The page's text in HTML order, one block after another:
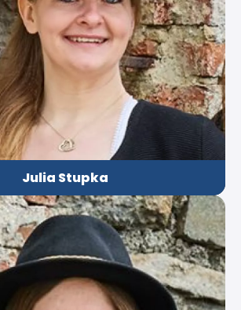
Julia Stupka